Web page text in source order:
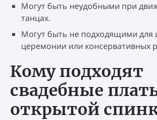
Могут быть неудобными при
танцах.
Могут быть не подходящими для
церемонии или консервативных
Кому подходят
свадебные
открытой